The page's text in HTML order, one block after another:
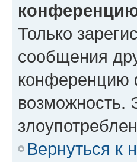
Только
сообщения
конференцию
возможность.
Вернуться к